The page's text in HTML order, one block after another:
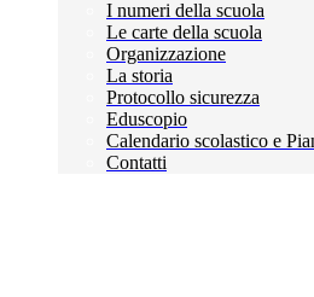
I numeri della scuola
Le carte della scuola
Organizzazione
La storia
Protocollo sicurezza
Eduscopio
Calendario scolastico e
Contatti